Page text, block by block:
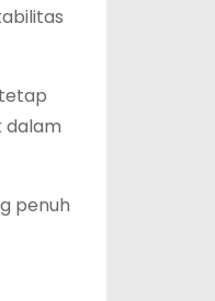
dalam
penuh